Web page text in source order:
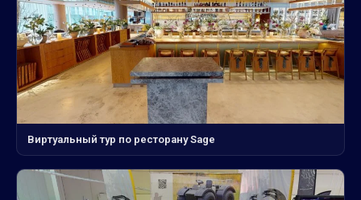
Виртуальный тур по ресторану Sage